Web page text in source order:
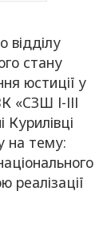
відділу
стану
юстиції у
«СЗШ І-ІІІ
Курилівці
на тему: